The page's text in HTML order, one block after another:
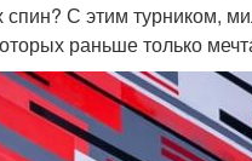
спин? С этим турником,
раньше только